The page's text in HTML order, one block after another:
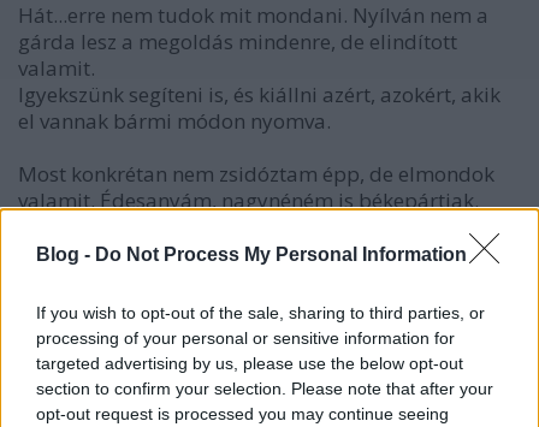
Blog - Do Not Process My Personal Information
If you wish to opt-out of the sale, sharing to third parties, or
processing of your personal or sensitive information for
targeted advertising by us, please use the below opt-out
section to confirm your selection. Please note that after your
opt-out request is processed you may continue seeing
Hát...erre nem tudok mit mondani. Nyílván nem a
gárda lesz a megoldás mindenre, de elindított
valamit.
Igyekszünk segíteni is, és kiállni azért, azokért, akik
el vannak bármi módon nyomva.
Most konkrétan nem zsidóztam épp, de elmondok
valamit. Édesanyám, nagynéném is békepártiak.
Attól, hogy azt hajtogatjuk, hogy jaj, béke legyen, jaj,
ne bántsuk egymást, jaj, miért az erőszak...
Legyen fehér, cigány, zsidó, akármilyen?
Szembejön Veled valaki, előránt egy kést, mit
csinálsz? Jaj, nem kell az erőszak, tedd el a kést
légyszi...! Valószínüleg hallgatni fog Rád.